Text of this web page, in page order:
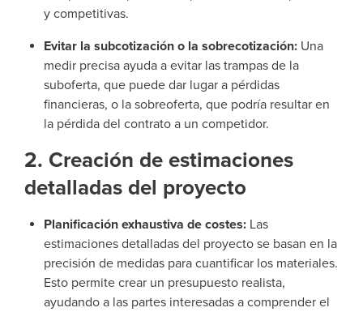
y competitivas.
Evitar la subcotización o la sobrecotización: Una
medir precisa ayuda a evitar las trampas de la
suboferta, que puede dar lugar a pérdidas
financieras, o la sobreoferta, que podría resultar en
la pérdida del contrato a un competidor.
2. Creación de estimaciones
detalladas del proyecto
Planificación exhaustiva de costes: Las
estimaciones detalladas del proyecto se basan en la
precisión de medidas para cuantificar los materiales.
Esto permite crear un presupuesto realista,
ayudando a las partes interesadas a comprender el